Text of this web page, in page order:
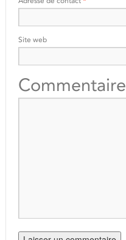
Site web
Commentaire